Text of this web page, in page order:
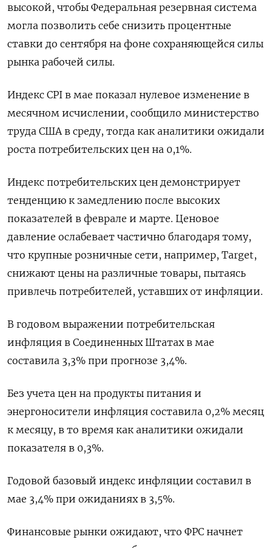
высокой, чтобы Федеральная резервная система
могла позволить себе снизить процентные
ставки до сентября на фоне сохраняющейся силы
рынка рабочей силы.
Индекс CPI в мае показал нулевое изменение в
месячном исчислении, сообщило министерство
труда США в среду, тогда как аналитики ожидали
роста потребительских цен на 0,1%.
Индекс потребительских цен демонстрирует
тенденцию к замедлению после высоких
показателей в феврале и марте. Ценовое
давление ослабевает частично благодаря тому,
что крупные розничные сети, например, Target,
снижают цены на различные товары, пытаясь
привлечь потребителей, уставших от инфляции.
В годовом выражении потребительская
инфляция в Соединенных Штатах в мае
составила 3,3% при прогнозе 3,4%.
Без учета цен на продукты питания и
энергоносители инфляция составила 0,2% месяц
к месяцу, в то время как аналитики ожидали
показателя в 0,3%.
Годовой базовый индекс инфляции составил в
мае 3,4% при ожиданиях в 3,5%.
Финансовые рынки ожидают, что ФРС начнет